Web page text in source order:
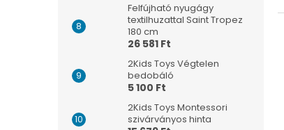
Felfújható nyugágy
textilhuzattal Saint Tropez
180 cm
26 581 Ft
2Kids Toys Végtelen
bedobáló
5 100 Ft
2Kids Toys Montessori
szivárványos hinta